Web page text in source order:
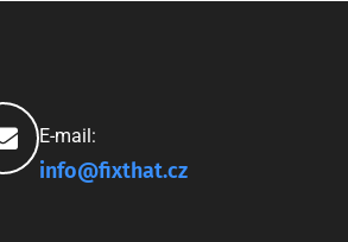
E-mail:
info@fixthat.cz